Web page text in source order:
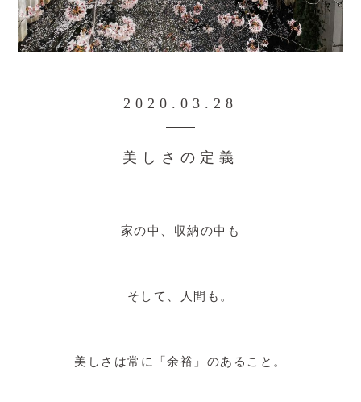
2020.03.28
美しさの定義
家の中、収納の中も
そして、人間も。
美しさは常に「余裕」のあること。